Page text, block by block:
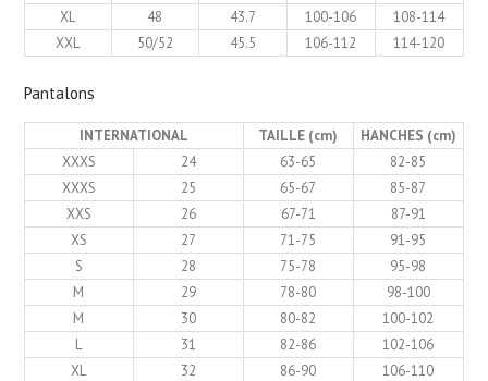
XL
48 43.7 100-106
108-114
XXL
50/52 45.5 106-112 114-120
Pantalons
INTERNATIONAL TAILLE (cm)
HANCHES (cm)
XXXS
24 63-65
82-85
XXXS
25 65-67
85-87
XXS
26 67-71
87-91
XS
27 71-75
91-95
S
28 75-78
95-98
M
29 78-80
98-100
M
30 80-82
100-102
L
31 82-86
102-106
XL
32 86-90
106-110